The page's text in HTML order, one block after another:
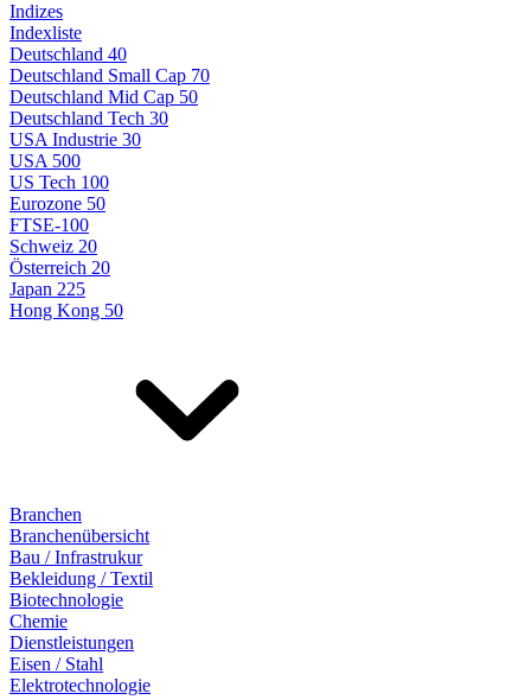
Indizes
Indexliste
Deutschland 40
Deutschland Small Cap 70
Deutschland Mid Cap 50
Deutschland Tech 30
USA Industrie 30
USA 500
US Tech 100
Eurozone 50
FTSE-100
Schweiz 20
Österreich 20
Japan 225
Hong Kong 50
Branchen
Branchenübersicht
Bau / Infrastrukur
Bekleidung / Textil
Biotechnologie
Chemie
Dienstleistungen
Eisen / Stahl
Elektrotechnologie